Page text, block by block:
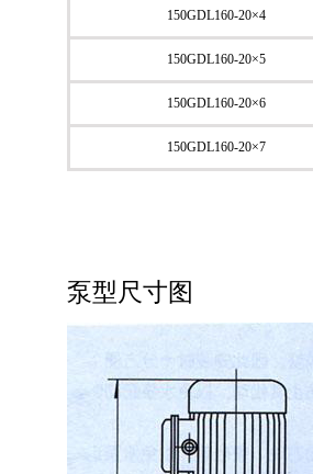
150GDL160-20×4
150GDL160-20×5
150GDL160-20×6
150GDL160-20×7
泵型尺寸图